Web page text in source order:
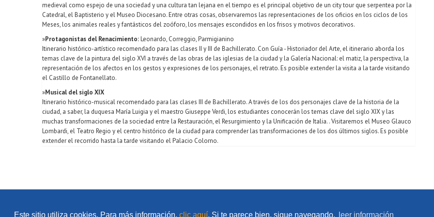
Este sitio utiliza cookies. Para más información, clic aquí. Si te parece bien, sigue navegando. leer información
medieval como espejo de una sociedad y una cultura tan lejana en el tiempo es el principal objetivo de un city tour que serpentea por la
Catedral, el Baptisterio y el Museo Diocesano. Entre otras cosas, observaremos las representaciones de los oficios en los ciclos de los
Meses, los animales reales y fantásticos del zoóforo, los mensajes escondidos en los frisos y motivos decorativos.
»Protagonistas del Renacimiento:Leonardo, Correggio, Parmigianino
Itinerario histórico-artístico recomendado para las clases II y III de Bachillerato. Con Guía - Historiador del Arte, el itinerario aborda los
temas clave de la pintura del siglo XVI a través de las obras de las iglesias de la ciudad y la Galería Nacional: el matiz, la perspectiva, la
representación de los afectos en los gestos y expresiones de los personajes, el retrato. Es posible extender la visita a la tarde visitando
el Castillo de Fontanellato.
»Musical del siglo XIX
Itinerario histórico-musical recomendado para las clases III de Bachillerato. A través de los dos personajes clave de la historia de la
ciudad, a saber, la duquesa María Luigia y el maestro Giuseppe Verdi, los estudiantes conocerán los temas clave del siglo XIX y las
muchas transformaciones de la sociedad entre la Restauración, el Resurgimiento y la Unificación de Italia. . Visitaremos el Museo Glauco
Lombardi, el Teatro Regio y el centro histórico de la ciudad para comprender las transformaciones de los dos últimos siglos. Es posible
extender el recorrido hasta la tarde visitando el Palacio Colorno.